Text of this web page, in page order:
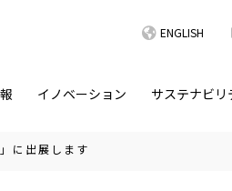
ENGLISH
イノベーション サステナビリ
に出展します